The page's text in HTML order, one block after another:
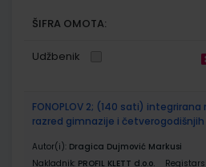
ŠIFRA OMOTA:
Udžbenik
FONOPLOV 2; (140 sati)
razred gimnazije i
Autor(i): Dragica Dujmović Markusi
Nakladnik: PROFIL KLETT d.o.o.